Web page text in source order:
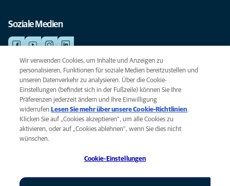
Soziale Medien
NOTDIENSTE
Finden Sie hier Ihre Standorte mit Notfallservice. Weil Ihr Tier die beste
Versorgung verdient.
Datenschutz
Legal
Wir verwenden Cookies, um Inhalte und Anzeigen zu
personalisieren, Funktionen für soziale Medien bereitzustellen und
unseren Datenverkehr zu analysieren. Über die Cookie-
Einstellungen (befindet sich in der Fußzeile) können Sie Ihre
Präferenzen jederzeit ändern und Ihre Einwilligung
widerrufen. Lesen Sie mehr über unsere Cookie-Richtlinien(opens
.
Klicken Sie auf „Cookies akzeptieren“, um alle Cookies zu
aktivieren, oder auf „Cookies ablehnen“, wenn Sie dies nicht
wünschen.
Cookie-Einstellungen